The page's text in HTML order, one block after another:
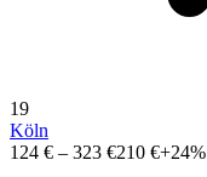
19
Köln
124 € – 323 €210 €+24%